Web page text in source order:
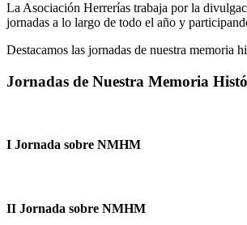
La Asociación Herrerías trabaja por la
jornadas a lo largo de todo el año y
Destacamos las jornadas de nuestra memoria
Jornadas de Nuestra Memoria
I Jornada sobre NMHM
II Jornada sobre NMHM